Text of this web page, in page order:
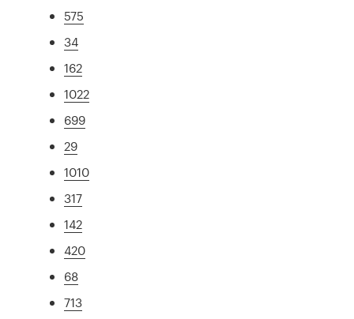
575
34
162
1022
699
29
1010
317
142
420
68
713